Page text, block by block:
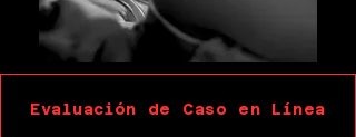
Evaluación de Caso en Línea